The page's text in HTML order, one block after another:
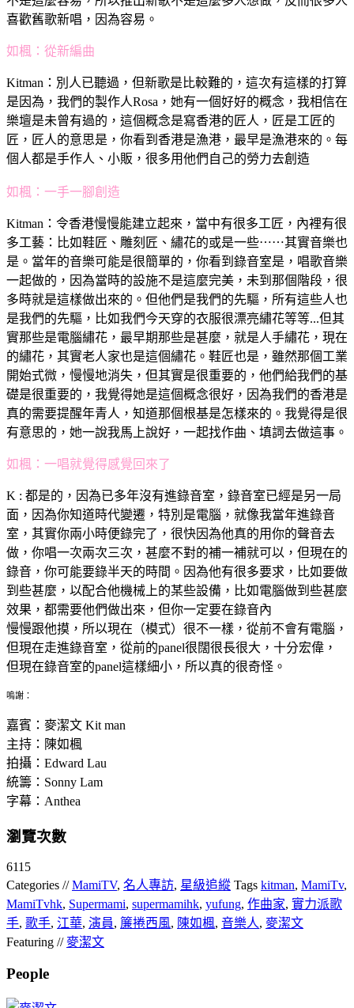
喜歡舊歌新唱，因為容易。
如楓： 從新編曲
Kitman： 別人已聽過，但新歌是比較難的，這次有這樣的打算
是因為，我們的製作人Rosa，她有一個好好的概念，我相信在
樂壇是未曾有過的，這個概念是寫香港的匠人，匠是工匠的
匠，匠人的意思是，你看到香港是漁港，最早是漁港來的。每
個人都是手作人、小販，很多用他們自己的勞力去創造
如楓： 一手一腳創造
Kitman： 令香港慢慢能建立起來，當中有很多工匠，內裡有很
多工藝：比如鞋匠、雕刻匠、繡花的或是一些⋯⋯其實音樂也
是。當年的音樂可能是很簡單的，你看到錄音室是，唱歌音樂
一起做的，因為當時的設施不是這麼完美，未到那個階段，很
多時就是這樣做出來的。但他們是我們的先驅，所有這些人也
是我們的先驅，比如我們今天穿的衣服很漂亮繡花等等...但其
實那些是電腦繡花，最早期那些是甚麼，就是人手繡花，現在
的繡花，其實老人家也是這個繡花。鞋匠也是，雖然那個工業
開始式微，慢慢地消失，但其實是很重要的，他們給我們的基
礎是很重要的，我覺得她是這個概念很好，因為我們的香港是
真的需要提醒年青人，知道那個根基是怎樣來的。我覺得是很
有意思的，她一說我馬上說好，一起找作曲、填詞去做這事。
如楓： 一唱就覺得感覺回來了
K : 都是的，因為已多年沒有進錄音室，錄音室已經是另一局
面，因為你知道時代變遷，特別是電腦，就像我當年進錄音
室，其實你兩小時便錄完了，很快因為他真的用你的聲音去
做，你唱一次兩次三次，甚麼不對的補一補就可以，但現在的
錄音，你可能要錄半天的時間。因為他有很多要求，比如要做
到些甚麼，以配合他機械上的某些設備，比如電腦做到些甚麼
效果，都需要他們做出來，但你一定要在錄音內
慢慢跟他摸，所以現在（模式）很不一樣，從前不會有電腦，
但現在走進錄音室，從前的panel很闊很長很大，十分宏偉，
但現在錄音室的panel這樣細小，所以真的很奇怪。
嗚謝：
嘉賓：麥潔文 Kit man
主持：陳如楓
拍攝：Edward Lau
統籌：Sonny Lam
字幕：Anthea
瀏覽次數
6115
Categories //MamiTV, 名人專訪, 星級追縱 Tags kitman, MamiTv,
MamiTvhk, Supermami, supermamihk, yufung, 作曲家, 實力派歌
手, 歌手, 江華, 演員, 簾捲西風, 陳如楓, 音樂人, 麥潔文
Featuring //麥潔文
People